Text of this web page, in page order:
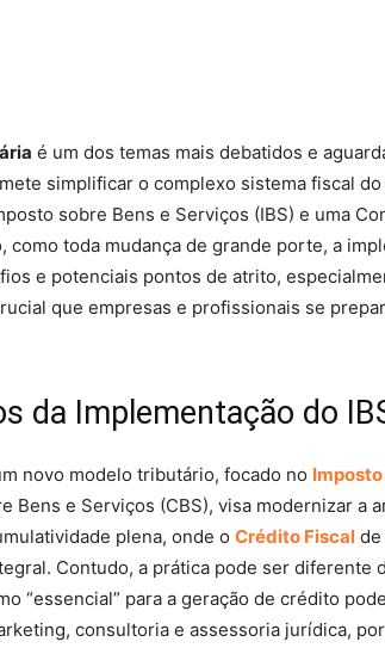
é um dos temas mais debatidos e
simplificar o complexo sistema fiscal
sobre Bens e Serviços (IBS) e uma
como toda mudança de grande porte, a
e potenciais pontos de atrito,
que empresas e profissionais se
da Implementação do
novo modelo tributário, focado no
Bens e Serviços (CBS), visa modernizar a
plena, onde o Crédito Fiscal de
Contudo, a prática pode ser diferente
“essencial” para a geração de crédito
consultoria e assessoria jurídica,